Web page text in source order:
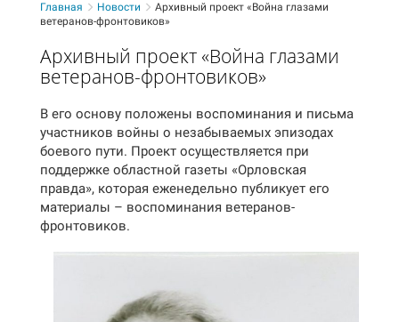
Главная Новости
Архивный проект «Война глазами
ветеранов-фронтовиков»
Архивный проект «Война глазами
ветеранов-фронтовиков»
В его основу положены воспоминания и письма
участников войны о незабываемых эпизодах
боевого пути. Проект осуществляется при
поддержке областной газеты «Орловская
правда», которая еженедельно публикует его
материалы – воспоминания ветеранов-
фронтовиков.